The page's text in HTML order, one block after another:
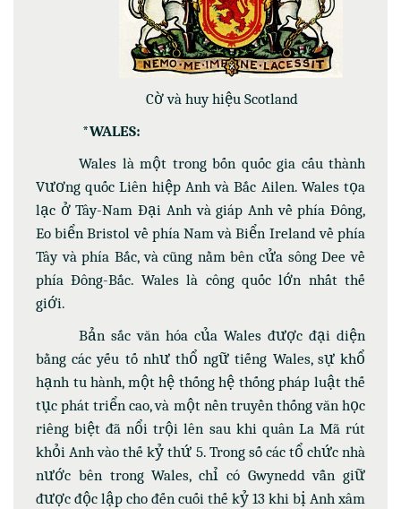
Cờ và huy hiệu Scotland
*WALES:
Wales là một trong bốn quốc gia cấu thành
Vương quốc Liên hiệp Anh và Bắc Ailen. Wales tọa
lạc ở Tây-Nam Đại Anh và giáp Anh về phía Đông,
Eo biển Bristol về phía Nam và Biển Ireland về phía
Tây và phía Bắc, và cũng nằm bên cửa sông Dee về
phía Đông-Bắc. Wales là công quốc lớn nhất thế
giới.
Bản sắc văn hóa của Wales được đại diện
bằng các yếu tố như thổ ngữ tiếng Wales, sự khổ
hạnh tu hành, một hệ thống hệ thống pháp luật thế
tục phát triển cao, và một nền truyền thống văn học
riêng biệt đã nổi trội lên sau khi quân La Mã rút
khỏi Anh vào thế kỷ thứ 5. Trong số các tổ chức nhà
nước bên trong Wales, chỉ có Gwynedd vẫn giữ
được độc lập cho đến cuối thế kỷ 13 khi bị Anh xâm